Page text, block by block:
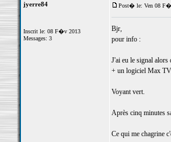
jyerre84
Inscrit le: 08 F�v 2013
Messages: 3
Post� le: Ven 08
Bjr,
pour info :
J'ai eu le signal alors
+ un logiciel Max
Voyant vert.
Après cinq minutes
Ce qui me chagrine